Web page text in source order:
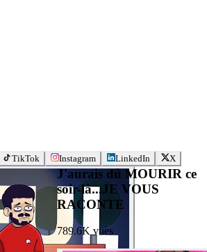
TikTok Instagram LinkedIn X
J'aurais dû MOURIR ce
soir-là...JE VOUS
RACONTE
789.6K vues